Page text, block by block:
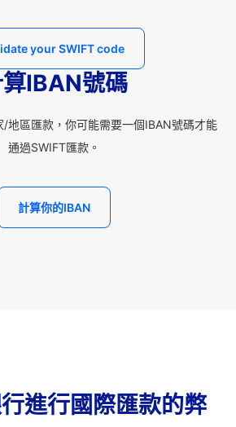
your SWIFT code
IBAN號碼
地區匯款，你可能需要一個IBAN號碼才能
通過SWIFT匯款。
計算你的IBAN
進行國際匯款的弊